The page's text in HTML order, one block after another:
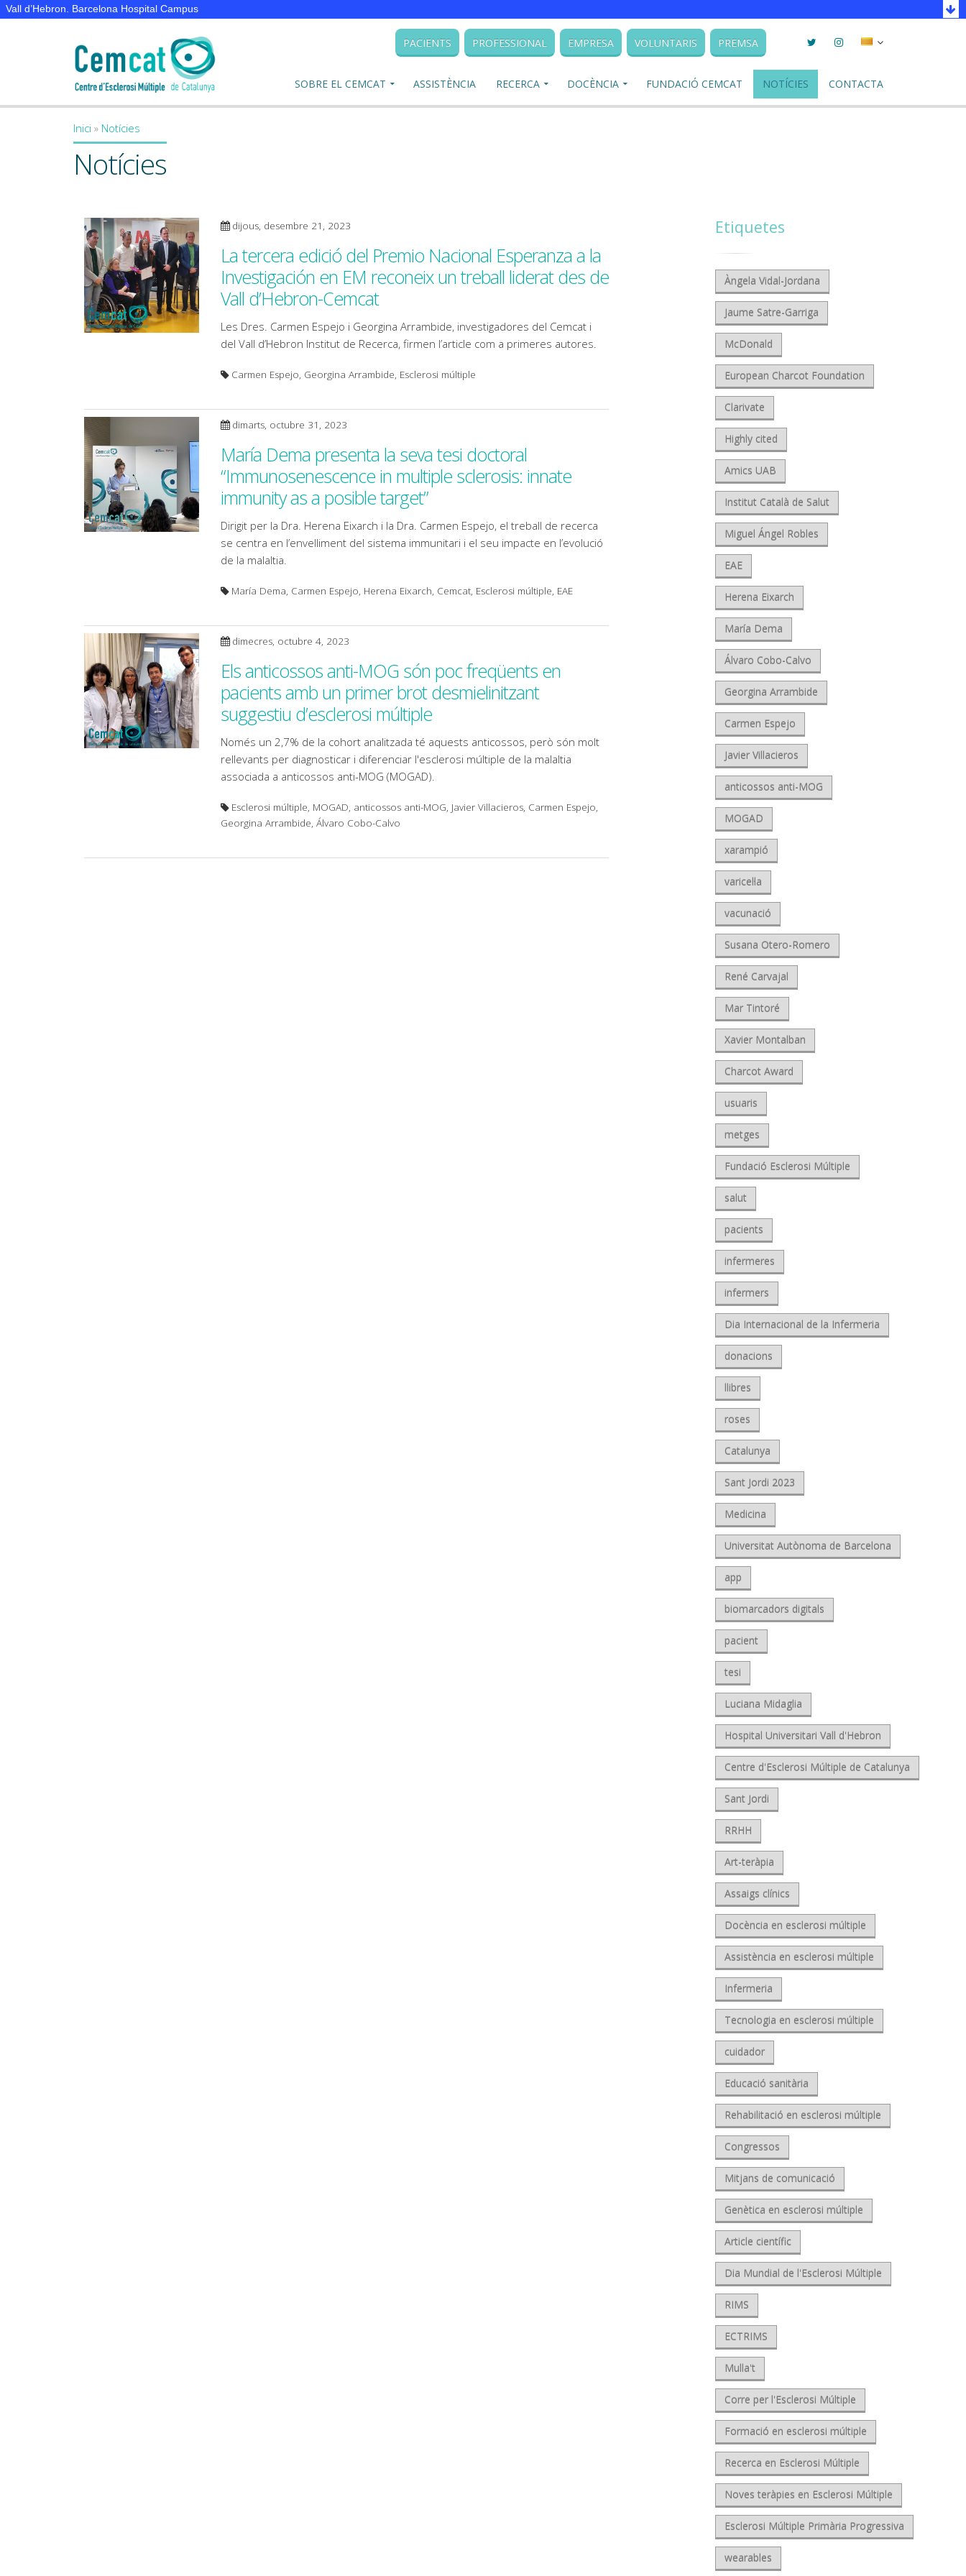
Vall d’Hebron. Barcelona Hospital Campus
PACIENTS PROFESSIONAL EMPRESA VOLUNTARIS PREMSA TwitterInstagramSeleccionar
SOBRE EL CEMCAT
ASSISTÈNCIA RECERCA DOCÈNCIA FUNDACIÓ CEMCAT NOTÍCIES CONTACTA
You are here
Inici » Notícies
Notícies
dijous, desembre 21, 2023
La tercera edició del Premio Nacional Esperanza a la
Investigación en EM reconeix un treball liderat des de
Vall d’Hebron-Cemcat
Les Dres. Carmen Espejo i Georgina Arrambide, investigadores del Cemcat i
del Vall d’Hebron Institut de Recerca, firmen l’article com a primeres autores.
Carmen Espejo, Georgina Arrambide, Esclerosi múltiple
dimarts, octubre 31, 2023
María Dema presenta la seva tesi doctoral
“Immunosenescence in multiple sclerosis: innate
immunity as a posible target”
Dirigit per la Dra. Herena Eixarch i la Dra. Carmen Espejo, el treball de recerca
se centra en l’envelliment del sistema immunitari i el seu impacte en l’evolució
de la malaltia.
María Dema, Carmen Espejo, Herena Eixarch, Cemcat, Esclerosi múltiple, EAE
dimecres, octubre 4, 2023
Els anticossos anti-MOG són poc freqüents en
pacients amb un primer brot desmielinitzant
suggestiu d’esclerosi múltiple
Només un 2,7% de la cohort analitzada té aquests anticossos, però són molt
rellevants per diagnosticar i diferenciar l'esclerosi múltiple de la malaltia
associada a anticossos anti-MOG (MOGAD).
Esclerosi múltiple, MOGAD, anticossos anti-MOG, Javier Villacieros, Carmen Espejo,
Georgina Arrambide, Álvaro Cobo-Calvo
Etiquetes
Àngela Vidal-Jordana
Jaume Satre-Garriga
McDonald
European Charcot Foundation
Clarivate
Highly cited
Amics UAB
Institut Català de Salut
Miguel Ángel Robles
EAE
Herena Eixarch
María Dema
Álvaro Cobo-Calvo
Georgina Arrambide
Carmen Espejo
Javier Villacieros
anticossos anti-MOG
MOGAD
xarampió
varicel·la
vacunació
Susana Otero-Romero
René Carvajal
Mar Tintoré
Xavier Montalban
Charcot Award
usuaris
metges
Fundació Esclerosi Múltiple
salut
pacients
infermeres
infermers
Dia Internacional de la Infermeria
donacions
llibres
roses
Catalunya
Sant Jordi 2023
Medicina
Universitat Autònoma de Barcelona
app
biomarcadors digitals
pacient
tesi
Luciana Midaglia
Hospital Universitari Vall d'Hebron
Centre d'Esclerosi Múltiple de Catalunya
Sant Jordi
RRHH
Art-teràpia
Assaigs clínics
Docència en esclerosi múltiple
Assistència en esclerosi múltiple
Infermeria
Tecnologia en esclerosi múltiple
cuidador
Educació sanitària
Rehabilitació en esclerosi múltiple
Congressos
Mitjans de comunicació
Genètica en esclerosi múltiple
Article científic
Dia Mundial de l'Esclerosi Múltiple
RIMS
ECTRIMS
Mulla't
Corre per l'Esclerosi Múltiple
Formació en esclerosi múltiple
Recerca en Esclerosi Múltiple
Noves teràpies en Esclerosi Múltiple
Esclerosi Múltiple Primària Progressiva
wearables